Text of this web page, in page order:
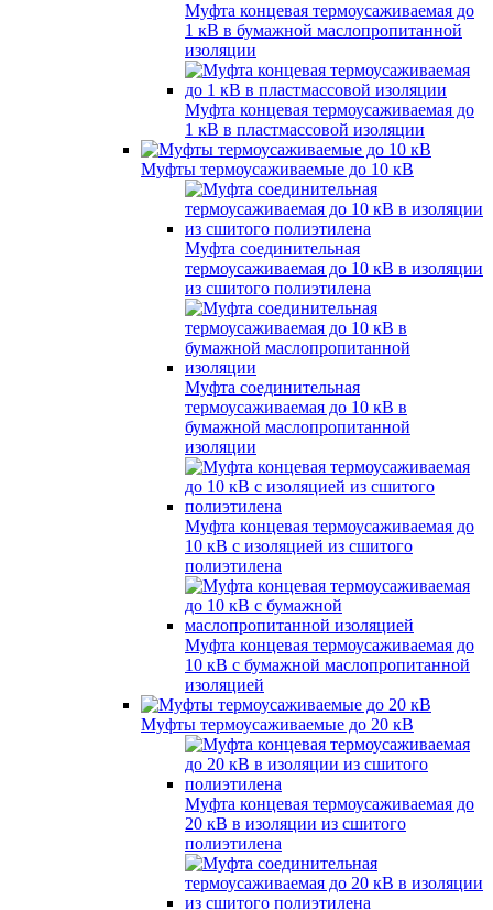
Муфта концевая термоусаживаемая до
1 кВ в бумажной маслопропитанной
изоляции
Муфта концевая термоусаживаемая до
1 кВ в пластмассовой изоляции
Муфты термоусаживаемые до 10 кВ
Муфта соединительная
термоусаживаемая до 10 кВ в изоляции
из сшитого полиэтилена
Муфта соединительная
термоусаживаемая до 10 кВ в
бумажной маслопропитанной
изоляции
Муфта концевая термоусаживаемая до
10 кВ с изоляцией из сшитого
полиэтилена
Муфта концевая термоусаживаемая до
10 кВ с бумажной маслопропитанной
изоляцией
Муфты термоусаживаемые до 20 кВ
Муфта концевая термоусаживаемая до
20 кВ в изоляции из сшитого
полиэтилена